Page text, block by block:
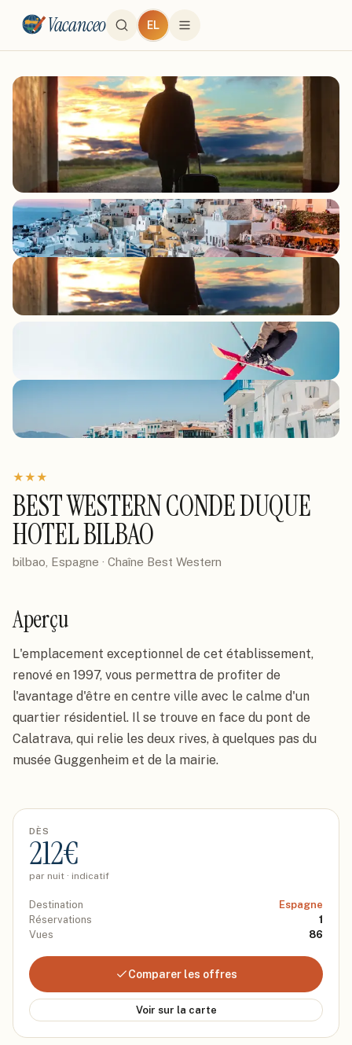
Vacanceo EL
★★★
BEST WESTERN CONDE DUQUE
HOTEL BILBAO
bilbao, Espagne · Chaîne Best Western
Aperçu
L'emplacement exceptionnel de cet établissement,
renové en 1997, vous permettra de profiter de
l'avantage d'être en centre ville avec le calme d'un
quartier résidentiel. Il se trouve en face du pont de
Calatrava, qui relie les deux rives, à quelques pas du
musée Guggenheim et de la mairie.
DÈS
212€
par nuit · indicatif
Destination
Espagne
Réservations
1
Vues
86
Comparer les offres
Voir sur la carte